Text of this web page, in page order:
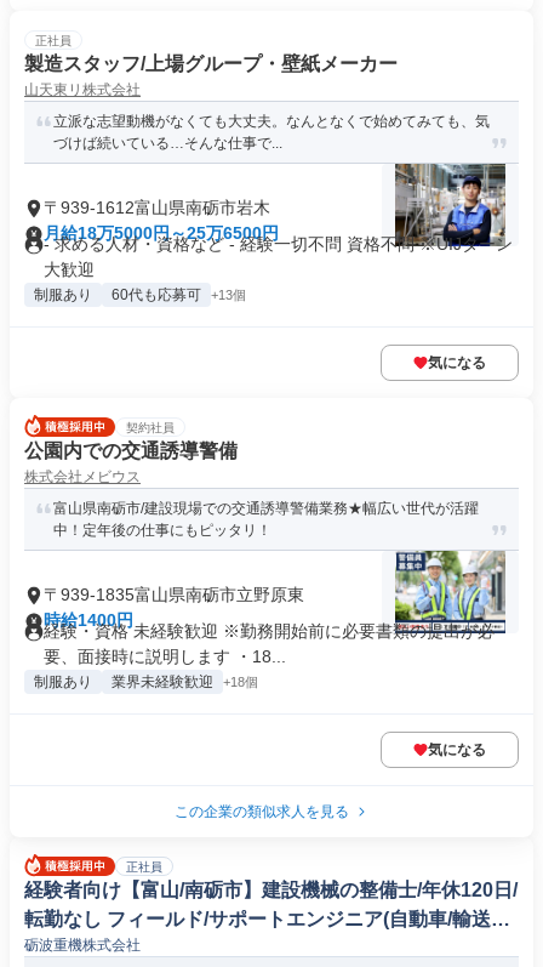
正社員
製造スタッフ/上場グループ・壁紙メーカー
山天東リ株式会社
立派な志望動機がなくても大丈夫。なんとなくで始めてみても、気
づけば続いている…そんな仕事で...
〒939-1612富山県南砺市岩木
月給18万5000円～25万6500円
- 求める人材・資格など - 経験一切不問 資格不問 ※UIJターン
大歓迎
制服あり 60代も応募可 +13個
気になる
契約社員
公園内での交通誘導警備
株式会社メビウス
富山県南砺市/建設現場での交通誘導警備業務★幅広い世代が活躍
中！定年後の仕事にもピッタリ！
〒939-1835富山県南砺市立野原東
時給1400円
経験・資格 未経験歓迎 ※勤務開始前に必要書類の提出が必
要、面接時に説明します ・18...
制服あり 業界未経験歓迎 +18個
気になる
この企業の類似求人を見る
正社員
経験者向け【富山/南砺市】建設機械の整備士/年休120日/
転勤なし フィールド/サポートエンジニア(自動車/輸送機
器)
砺波重機株式会社